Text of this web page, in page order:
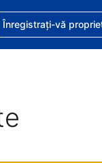
actuală este
Limba actuală este
asistență cu
Înregistrați-vă